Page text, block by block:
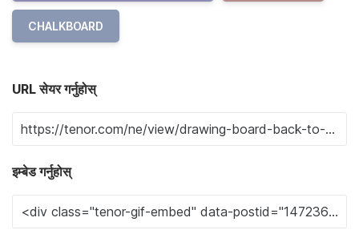
CHALKBOARD
URL सेयर गर्नुहोस्
इम्बेड गर्नुहोस्